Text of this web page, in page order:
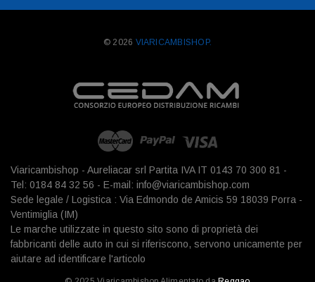
© 2026 VIARICAMBISHOP.
Viaricambishop - Aureliacar srl Partita IVA IT 0143 70 300 81 -
Tel: 0184 84 32 56 - E-mail: info@viaricambishop.com
Sede legale / Logistica : Via Edmondo de Amicis 59 18039 Porra -
Ventimiglia (IM)
Le marche utilizzate in questo sito sono di proprietà dei
fabbricanti delle auto in cui si riferiscono, servono unicamente per
aiutare ad identificare l'articolo